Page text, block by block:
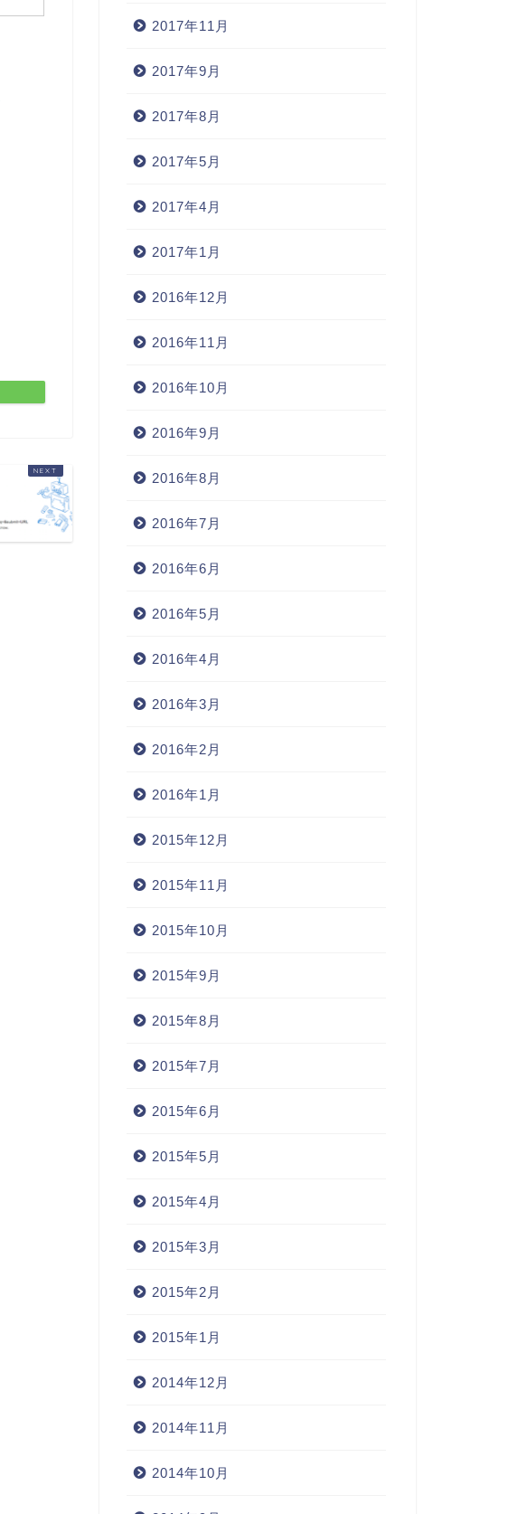
2017年11月
2017年9月
2017年8月
2017年5月
2017年4月
2017年1月
2016年12月
2016年11月
2016年10月
2016年9月
2016年8月
2016年7月
2016年6月
2016年5月
2016年4月
2016年3月
2016年2月
2016年1月
2015年12月
2015年11月
2015年10月
2015年9月
2015年8月
2015年7月
2015年6月
2015年5月
2015年4月
2015年3月
2015年2月
2015年1月
2014年12月
2014年11月
2014年10月